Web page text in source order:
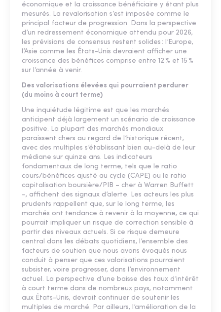
économique et la croissance bénéficiaire y étant plus
mesurés. La revalorisation s’est imposée comme le
principal facteur de progression. Dans la perspective
d’un redressement économique attendu pour 2026,
les prévisions de consensus restent solides : l’Europe,
l’Asie comme les États-Unis devraient afficher une
croissance des bénéfices comprise entre 12 % et 15 %
sur l’année à venir.
Des valorisations élevées qui pourraient perdurer
(du moins à court terme)
Une inquiétude légitime est que les marchés
anticipent déjà largement un scénario de croissance
positive. La plupart des marchés mondiaux
paraissent chers au regard de l’historique récent,
avec des multiples s’établissant bien au-delà de leur
médiane sur quinze ans. Les indicateurs
fondamentaux de long terme, tels que le ratio
cours/bénéfices ajusté au cycle (CAPE) ou le ratio
capitalisation boursière/PIB – cher à Warren Buffett
–, affichent des signaux d’alerte. Les acteurs les plus
prudents rappellent que, sur le long terme, les
marchés ont tendance à revenir à la moyenne, ce qui
pourrait impliquer un risque de correction sensible à
partir des niveaux actuels. Si ce risque demeure
central dans les débats quotidiens, l’ensemble des
facteurs de soutien que nous avons évoqués nous
conduit à penser que ces valorisations pourraient
subsister, voire progresser, dans l’environnement
actuel. La perspective d’une baisse des taux d’intérêt
à court terme dans de nombreux pays, notamment
aux États-Unis, devrait continuer de soutenir les
multiples de marché. Par ailleurs, l’amélioration de la